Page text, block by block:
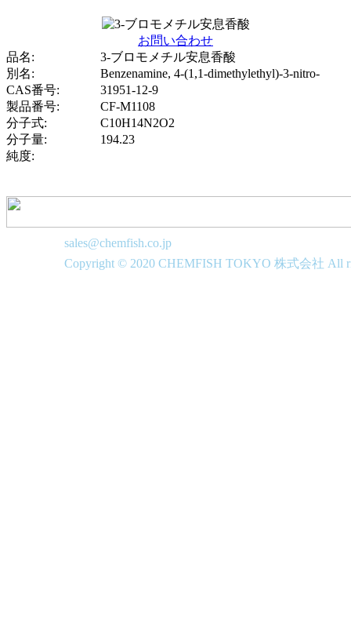
お問い合わせ
品名:
3-ブロモメチル安息香酸
別名:
Benzenamine, 4-(1,1-dimethylethyl)-3-nitro-
CAS番号:
31951-12-9
製品番号:
CF-M1108
分子式:
C10H14N2O2
分子量:
194.23
純度:
sales@chemfish.co.jp
Copyright © 2020 CHEMFISH TOKYO 株式会社 All